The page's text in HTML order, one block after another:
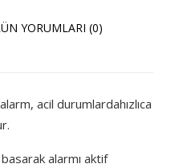
YORUMLARI (0)
acil durumlardahızlıca
alarmı aktif